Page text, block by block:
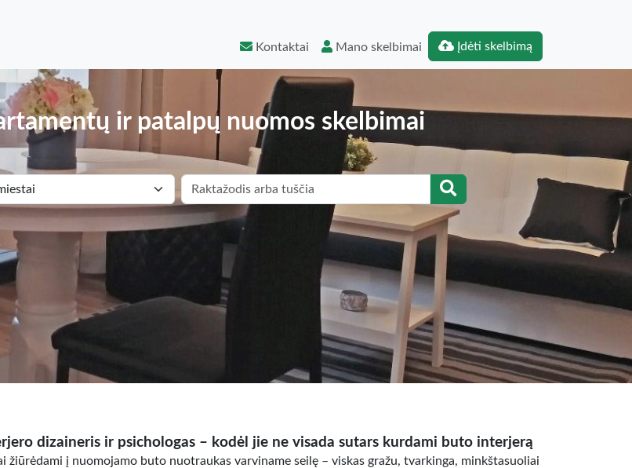
Kontaktai Mano skelbimai Įdėti skelbimą
ir patalpų nuomos skelbimai
dizaineris ir psichologas – kodėl jie ne visada sutars kurdami buto interjerą
žiūrėdami į nuomojamo buto nuotraukas varviname seilę – viskas gražu, tvarkinga, minkštasuoliai